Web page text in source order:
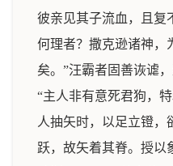
彼亲见其子流血，且复
何理者？撒克逊诸神，
矣。”汪霸者固善诙谑
“主人非有意死君狗，
人抽矢时，以足立镫，
跃，故矢着其脊。授以